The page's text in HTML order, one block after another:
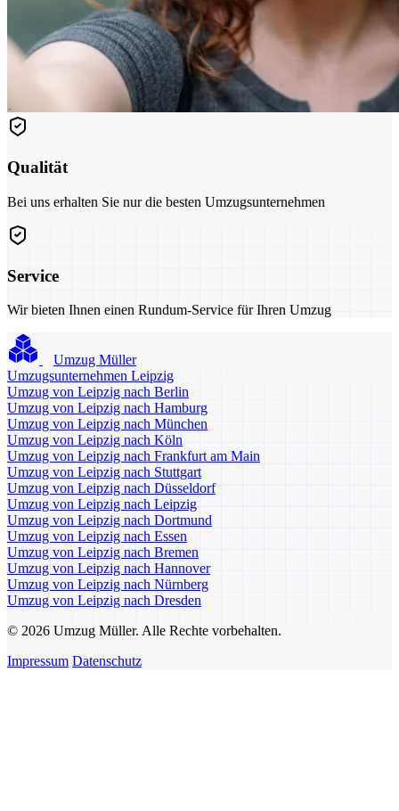
Qualität
Bei uns erhalten Sie nur die besten Umzugsunternehmen
Service
Wir bieten Ihnen einen Rundum-Service für Ihren Umzug
Umzug Müller
Umzugsunternehmen Leipzig
Umzug von Leipzig nach Berlin
Umzug von Leipzig nach Hamburg
Umzug von Leipzig nach München
Umzug von Leipzig nach Köln
Umzug von Leipzig nach Frankfurt am Main
Umzug von Leipzig nach Stuttgart
Umzug von Leipzig nach Düsseldorf
Umzug von Leipzig nach Leipzig
Umzug von Leipzig nach Dortmund
Umzug von Leipzig nach Essen
Umzug von Leipzig nach Bremen
Umzug von Leipzig nach Hannover
Umzug von Leipzig nach Nürnberg
Umzug von Leipzig nach Dresden
© 2026 Umzug Müller. Alle Rechte vorbehalten.
Impressum Datenschutz